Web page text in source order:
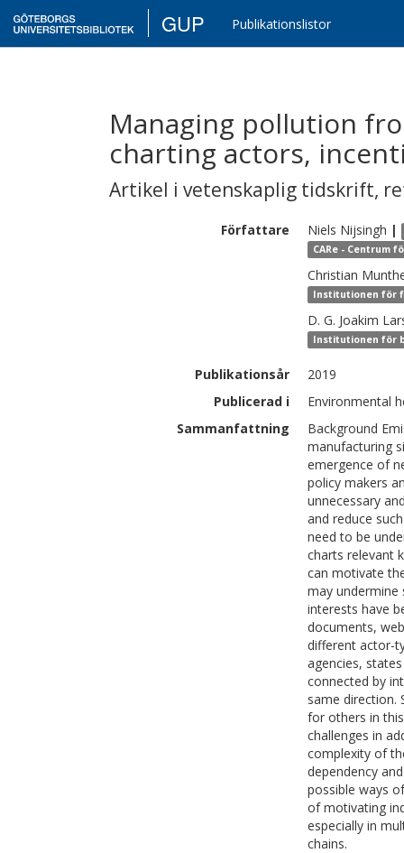
GUP Publikationslistor
Managing pollution
charting actors,
Artikel i vetenskaplig tidskrift,
Författare Niels Nijsingh |
CARe - Centrum
Christian
Institutionen för
D. G. Joakim
Institutionen för
Publikationsår
2019
Publicerad i
Environmental
Sammanfattning
Background
manufacturing
emergence of
policy makers
unnecessary
and reduce
need to be
charts relevant
can motivate
may undermine
interests have
documents,
different actor-
agencies,
connected by
same direction.
for others in
challenges in
complexity of
dependency
possible ways
of motivating
especially in
chains.